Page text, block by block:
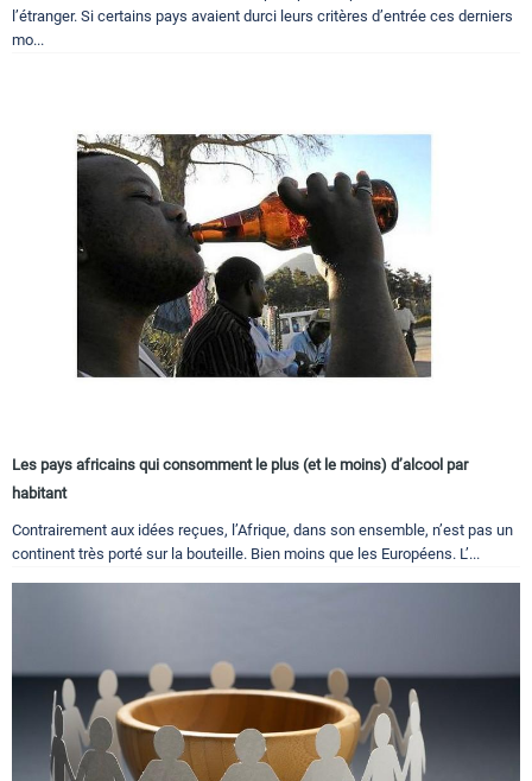
l’étranger. Si certains pays avaient durci leurs critères d’entrée ces derniers
mo...
Les pays africains qui consomment le plus (et le moins) d’alcool par
habitant
Contrairement aux idées reçues, l’Afrique, dans son ensemble, n’est pas un
continent très porté sur la bouteille. Bien moins que les Européens. L’...